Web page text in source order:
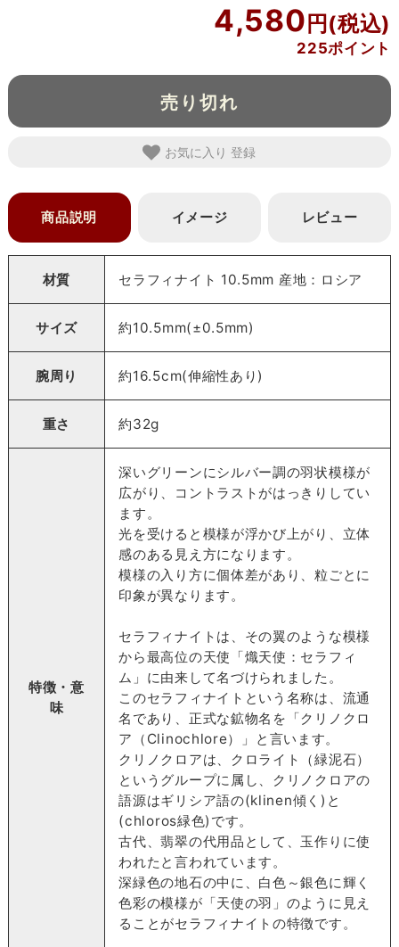
4,580
225ポイント
売り切れ
お気に入り
商品説明 イメージ レビュー
材質 セラフィナイト 10.5mm 産地：ロシア
サイズ 約10.5mm(±0.5mm)
腕周り 約16.5cm(伸縮性あり)
重さ 約32g
特徴・意
味
深いグリーンにシルバー調の羽状模様が
広がり、コントラストがはっきりしてい
ます。
光を受けると模様が浮かび上がり、立体
感のある見え方になります。
模様の入り方に個体差があり、粒ごとに
印象が異なります。
セラフィナイトは、その翼のような模様
から最高位の天使「熾天使：セラフィ
ム」に由来して名づけられました。
このセラフィナイトという名称は、流通
名であり、正式な鉱物名を「クリノクロ
ア（Clinochlore）」と言います。
クリノクロアは、クロライト（緑泥石）
というグループに属し、クリノクロアの
語源はギリシア語の(klinen傾く)と
(chloros緑色)です。
古代、翡翠の代用品として、玉作りに使
われたと言われています。
深緑色の地石の中に、白色～銀色に輝く
色彩の模様が「天使の羽」のように見え
ることがセラフィナイトの特徴です。